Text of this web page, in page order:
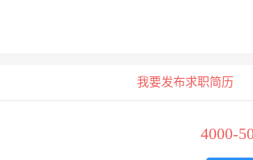
我要发布求职简历
4000-